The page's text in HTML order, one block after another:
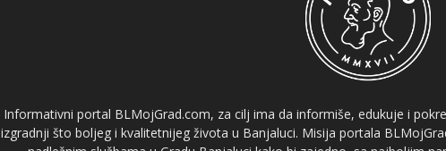
Informativni portal BLMojGrad.com, za cilj ima da informiše, edukuje i
izgradnji što boljeg i kvalitetnijeg života u Banjaluci. Misija portala